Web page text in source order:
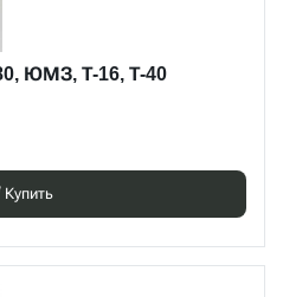
ЮМЗ, Т-16, Т-40
Купить